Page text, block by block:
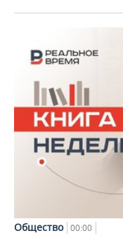
Общество 00:00